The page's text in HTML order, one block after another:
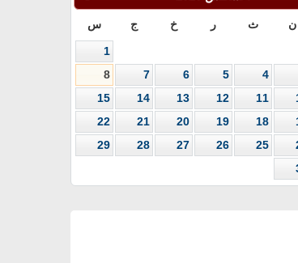
ن ث ر خ ج س
1
4
5
6
7
8
11
12
13
14
15
18
19
20
21
22
25
26
27
28
29